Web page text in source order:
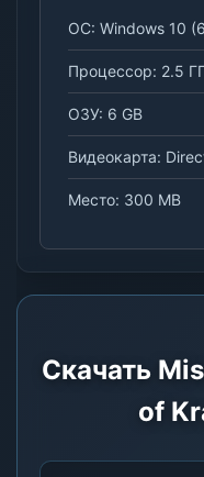
ОС: Windows 10
Процессор: 2.5
ОЗУ: 6 GB
Видеокарта:
Место: 300 MB
Скачать
of